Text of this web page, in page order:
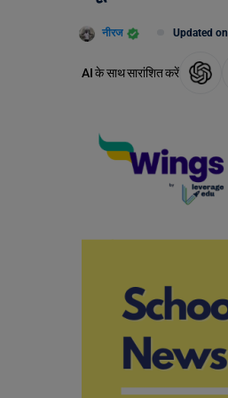
नीरज Updated on
AI के साथ सारांशित करें